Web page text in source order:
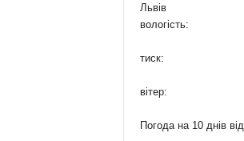
Львів
вологість:
тиск:
вітер:
Погода на 10 днів від